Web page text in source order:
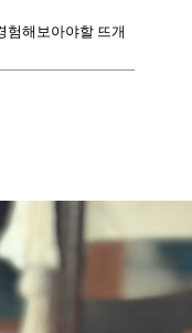
험해보아야할 뜨개